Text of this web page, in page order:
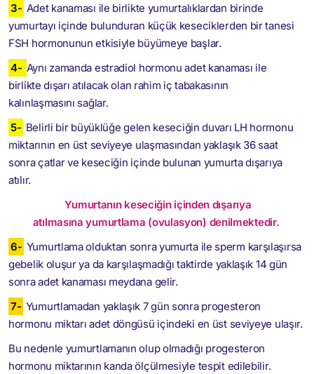
3- Adet kanaması ile birlikte yumurtalıklardan birinde
yumurtayı içinde bulunduran küçük keseciklerden bir tanesi
FSH hormonunun etkisiyle büyümeye başlar.
4- Aynı zamanda estradiol hormonu adet kanaması ile
birlikte dışarı atılacak olan rahim iç tabakasının
kalınlaşmasını sağlar.
5- Belirli bir büyüklüğe gelen keseciğin duvarı LH hormonu
miktarının en üst seviyeye ulaşmasından yaklaşık 36 saat
sonra çatlar ve keseciğin içinde bulunan yumurta dışarıya
atılır.
Yumurtanın keseciğin içinden dışarıya
atılmasına yumurtlama (ovulasyon) denilmektedir.
6- Yumurtlama olduktan sonra yumurta ile sperm karşılaşırsa
gebelik oluşur ya da karşılaşmadığı taktirde yaklaşık 14 gün
sonra adet kanaması meydana gelir.
7- Yumurtlamadan yaklaşık 7 gün sonra progesteron
hormonu miktarı adet döngüsü içindeki en üst seviyeye ulaşır.
Bu nedenle yumurtlamanın olup olmadığı progesteron
hormonu miktarının kanda ölçülmesiyle tespit edilebilir.